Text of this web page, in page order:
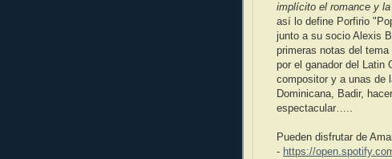
implícito el romance y
así lo define Porfirio
junto a su socio Alexis
primeras notas del
por el ganador del Latin
compositor y a unas de
Dominicana, Badir,
espectacular…..
Pueden disfrutar de
- https://